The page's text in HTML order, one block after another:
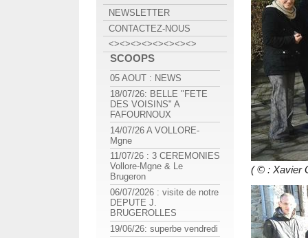
( © : Xavier
NEWSLETTER
CONTACTEZ-NOUS
<><><><><><><><>
SCOOPS
05 AOUT : NEWS
18/07/26: BELLE "FETE
DES VOISINS" A
FAFOURNOUX
14/07/26 A VOLLORE-
Mgne
11/07/26 : 3 CEREMONIES
Vollore-Mgne & Le
Brugeron
06/07/2026 : visite de notre
DEPUTE J.
BRUGEROLLES
19/06/26: superbe vendredi